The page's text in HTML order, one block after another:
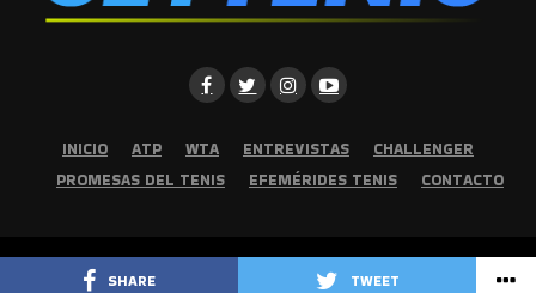
SHARE TWEET
INICIO ATP WTA ENTREVISTAS
CHALLENGER
PROMESAS DEL TENIS
EFEMÉRIDES TENIS CONTACTO
Copyright © 2026 | Set Tenis | Todos los derechos reservados